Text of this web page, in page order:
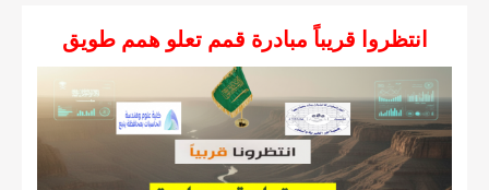
انتظروا قريباً مبادرة قمم تعلو همم طويق